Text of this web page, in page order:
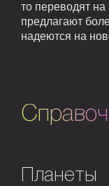
то переводят
предлагают
надеются на
Планеты